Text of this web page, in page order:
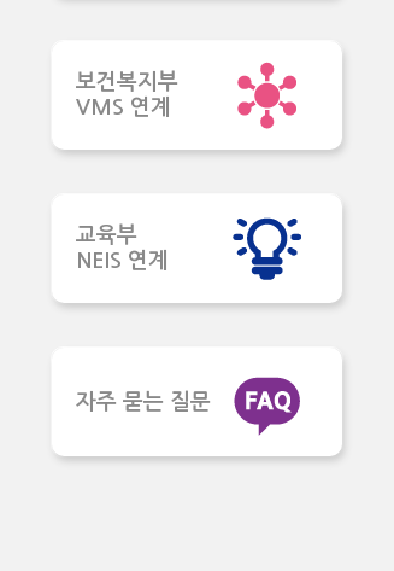
보건복지부
VMS 연계
교육부
NEIS 연계
자주 묻는 질문